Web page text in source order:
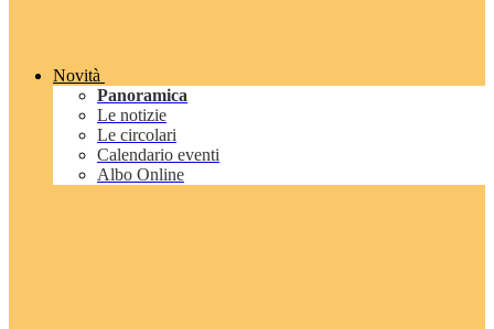
Novità
Panoramica
Le notizie
Le circolari
Calendario eventi
Albo Online